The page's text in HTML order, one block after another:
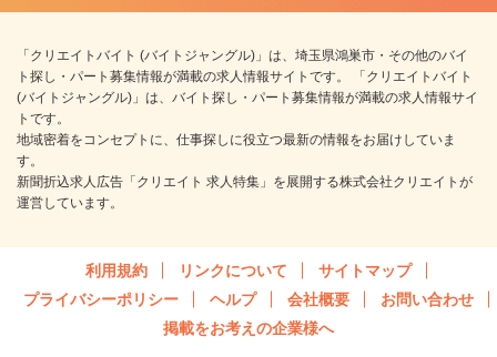
「クリエイトバイト (バイトジャングル)」は、埼玉県鴻巣市・その他のバイ
ト探し・パート募集情報が満載の求人情報サイトです。 「クリエイトバイト
(バイトジャングル)」は、バイト探し・パート募集情報が満載の求人情報サイ
トです。
地域密着をコンセプトに、仕事探しに役立つ最新の情報をお届けしていま
す。
新聞折込求人広告「クリエイト 求人特集」を展開する株式会社クリエイトが
運営しています。
利用規約 リンクについて
サイトマップ
プライバシーポリシー
ヘルプ 会社概要
お問い合わせ
掲載をお考えの企業様へ